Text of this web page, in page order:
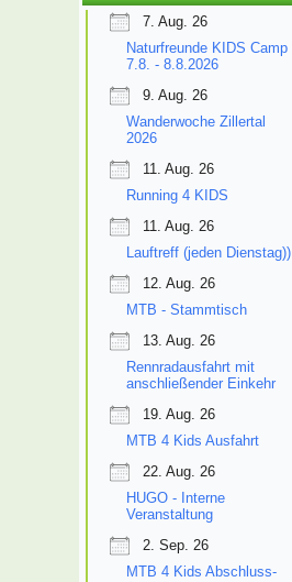
7. Aug. 26
Naturfreunde KIDS Camp
7.8. - 8.8.2026
9. Aug. 26
Wanderwoche Zillertal
2026
11. Aug. 26
Running 4 KIDS
11. Aug. 26
Lauftreff (jeden Dienstag))
12. Aug. 26
MTB - Stammtisch
13. Aug. 26
Rennradausfahrt mit
anschließender Einkehr
19. Aug. 26
MTB 4 Kids Ausfahrt
22. Aug. 26
HUGO - Interne
Veranstaltung
2. Sep. 26
MTB 4 Kids Abschluss-